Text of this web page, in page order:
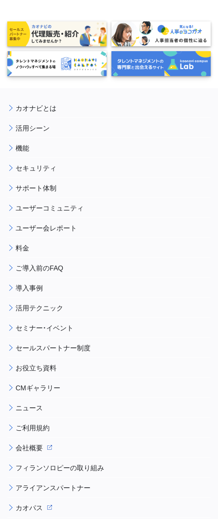
カオナビとは
活用シーン
機能
セキュリティ
サポート体制
ユーザーコミュニティ
ユーザー会レポート
料金
ご導入前のFAQ
導入事例
活用テクニック
セミナー・イベント
セールスパートナー制度
お役立ち資料
CMギャラリー
ニュース
ご利用規約
会社概要
フィランソロピーの取り組み
アライアンスパートナー
カオパス